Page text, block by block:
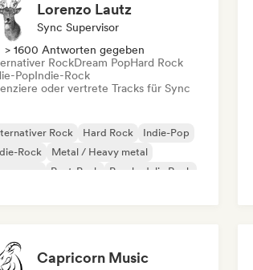
Lorenzo Lautz
Sync Supervisor
> 1600 Antworten gegeben
RockDream PopHard Rock
PopIndie-Rock
oder vertrete Tracks für Sync
Rock Hard Rock
Indie-Pop
Rock
Metal / Heavy metal
wave
Post-Punk Psychedelic Rock
Capricorn Music